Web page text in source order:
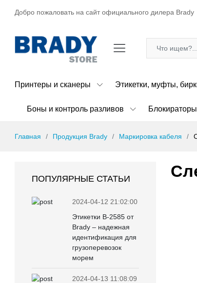
Добро пожаловать на сайт официального дилера Brady
Принтеры и сканеры Этикетки, муфты,
Боны и контроль разливов Блокираторы
Главная Продукция Brady Маркировка кабеля
ПОПУЛЯРНЫЕ СТАТЬИ
2024-04-12 21:02:00
Этикетки B-2585 от
Brady – надежная
идентификация для
грузоперевозок
морем
2024-04-13 11:08:09